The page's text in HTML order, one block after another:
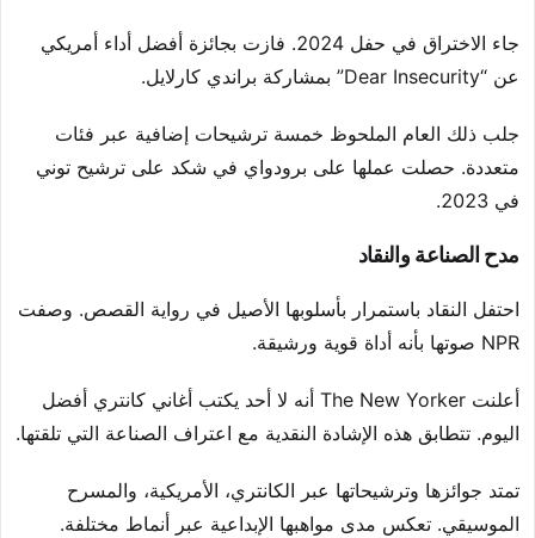
جاء الاختراق في حفل 2024. فازت بجائزة أفضل أداء أمريكي
عن “Dear Insecurity” بمشاركة براندي كارلايل.
جلب ذلك العام الملحوظ خمسة ترشيحات إضافية عبر فئات
متعددة. حصلت عملها على برودواي في شكد على ترشيح توني
في 2023.
مدح الصناعة والنقاد
احتفل النقاد باستمرار بأسلوبها الأصيل في رواية القصص. وصفت
NPR صوتها بأنه أداة قوية ورشيقة.
أعلنت The New Yorker أنه لا أحد يكتب أغاني كانتري أفضل
اليوم. تتطابق هذه الإشادة النقدية مع اعتراف الصناعة التي تلقتها.
تمتد جوائزها وترشيحاتها عبر الكانتري، الأمريكية، والمسرح
الموسيقي. تعكس مدى مواهبها الإبداعية عبر أنماط مختلفة.